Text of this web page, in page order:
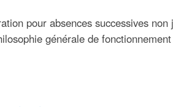
pour absences successives
générale de